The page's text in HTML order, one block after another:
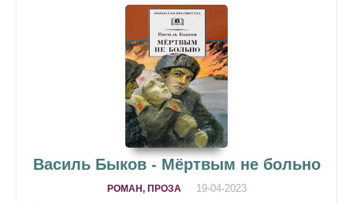
Василь Быков - Мёртвым не больно
РОМАН, ПРОЗА 19-04-2023